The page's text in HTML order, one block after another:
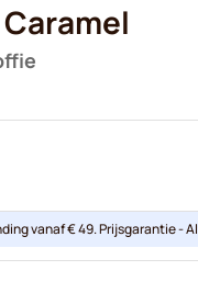
vanaf € 49. Prijsgarantie -